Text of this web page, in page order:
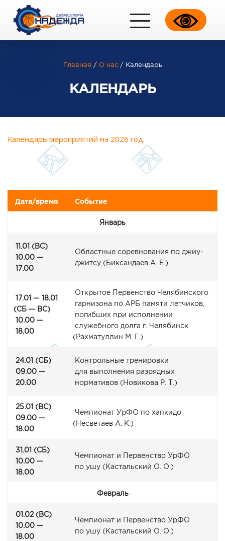
Главная / О нас / Календарь
КАЛЕНДАРЬ
Календарь мероприятий на 2026 год.
Дата/время Событие
Январь
11.01 (ВС)
10.00 —
17.00
Областные соревнования по джиу-
джитсу (Биксандаев А. Е.)
17.01 — 18.01
(СБ— ВС)
10.00 —
18.00
Открытое Первенство Челябинского
гарнизона по АРБ памяти летчиков,
погибших при исполнении
служебного долга г. Челябинск
(Рахматуллин М. Г.)
24.01 (СБ)
09.00 —
20.00
Контрольные тренировки
для выполнения разрядных
нормативов (Новикова Р. Т.)
25.01 (ВС)
09.00 —
18.00
Чемпионат УрФО по хапкидо
(НесветаевА. К.)
31.01 (СБ)
10.00 —
18.00
Чемпионат и Первенство УрФО
по ушу (Кастальский О. О.)
Февраль
01.02 (ВС)
10.00 —
18.00
Чемпионат и Первенство УрФО
по ушу (Кастальский О. О.)